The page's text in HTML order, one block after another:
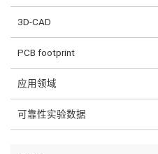
3D-CAD
PCB footprint
应用领域
可靠性实验数据